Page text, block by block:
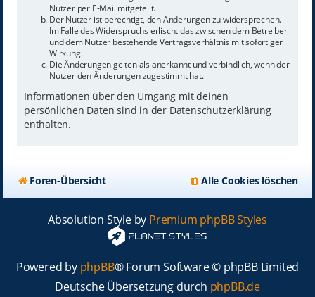
Nutzer per E-Mail mitgeteilt.
Der Nutzer ist berechtigt, den Änderungen zu widersprechen.
Im Falle des Widerspruchs erlischt das zwischen dem Betreiber
und dem Nutzer bestehende Vertragsverhältnis mit sofortiger
Wirkung.
Die Änderungen gelten als anerkannt und verbindlich, wenn der
Nutzer den Änderungen zugestimmt hat.
Informationen über den Umgang mit deinen
persönlichen Daten sind in der Datenschutzerklärung
enthalten.
Foren-Übersicht Alle Cookies löschen
Absolution Style by Premium phpBB Styles
Powered by phpBB® Forum Software © phpBB Limited
Deutsche Übersetzung durch phpBB.de